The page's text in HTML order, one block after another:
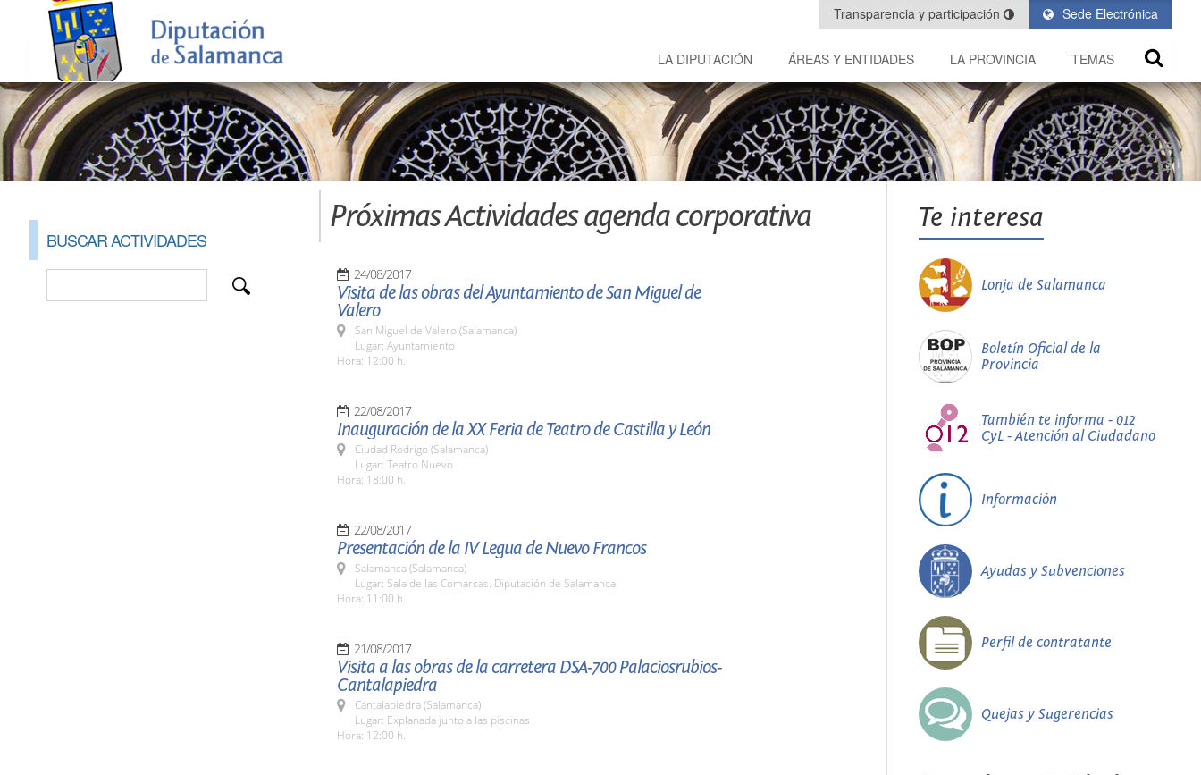
Sede Electrónica
Transparencia y participación
LA DIPUTACIÓN ÁREAS Y ENTIDADES LA PROVINCIA TEMAS
BUSCAR ACTIVIDADES
Próximas Actividades agenda corporativa
24/08/2017
Visita de las obras del Ayuntamiento de San Miguel de
Valero
San Miguel de Valero (Salamanca)
Lugar: Ayuntamiento
Hora: 12:00 h.
22/08/2017
Inauguración de la XX Feria de Teatro de Castilla y León
Ciudad Rodrigo (Salamanca)
Lugar: Teatro Nuevo
Hora: 18:00 h.
22/08/2017
Presentación de la IV Legua de Nuevo Francos
Salamanca (Salamanca)
Lugar: Sala de las Comarcas. Diputación de Salamanca
Hora: 11:00 h.
21/08/2017
Visita a las obras de la carretera DSA-700 Palaciosrubios-
Cantalapiedra
Cantalapiedra (Salamanca)
Lugar: Explanada junto a las piscinas
Hora: 12:00 h.
Te interesa
Lonja de Salamanca
Boletín Oficial de la
Provincia
También te informa - 012
CyL - Atención al Ciudadano
Información
Ayudas y Subvenciones
Perfil de contratante
Quejas y Sugerencias